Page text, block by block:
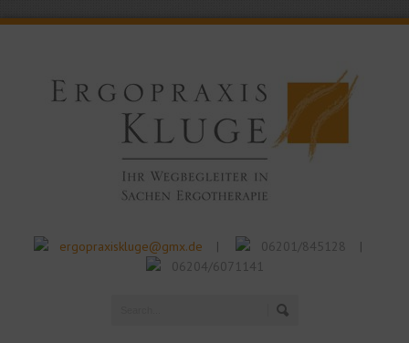
ergopraxiskluge@gmx.de | 06201/845128 |
06204/6071141